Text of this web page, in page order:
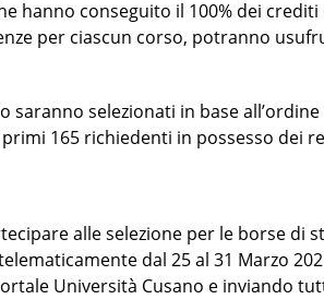
hanno conseguito il 100% dei crediti
per ciascun corso, potranno
saranno selezionati in base
165 richiedenti in possesso dei
alle selezione per le borse di
dal 25 al 31 Marzo
Università Cusano e inviando